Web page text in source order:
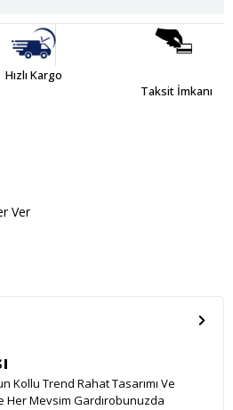
Hızlı Kargo
Taksit İmkanı
Ver
Kollu Trend Rahat Tasarımı Ve
Her Mevsim Gardırobunuzda